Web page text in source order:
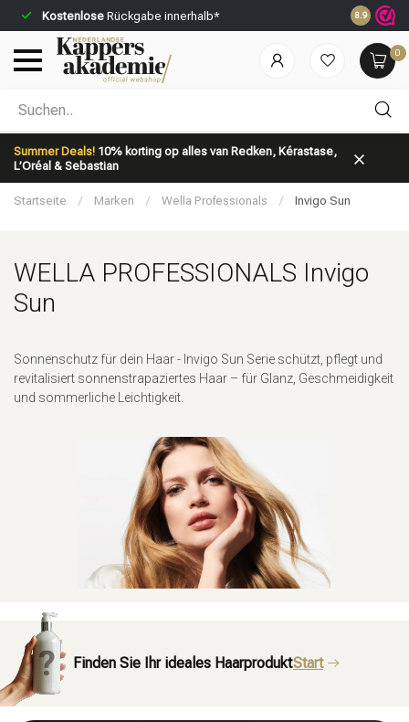
Kostenlose Rückgabe innerhalb* Vor 23:59
8.9
0
Summer Deals! 10% korting op alles van Redken, Kérastase,
L’Oréal & Sebastian
Nach welcher Kategorie suchst du?
Startseite / Marken / Wella Professionals / Invigo Sun
WELLA PROFESSIONALS Invigo
Sun
Sonnenschutz für dein Haar - Invigo Sun Serie schützt, pflegt und
revitalisiert sonnenstrapaziertes Haar – für Glanz, Geschmeidigkeit
und sommerliche Leichtigkeit.
Finden Sie Ihr ideales HaarproduktStart